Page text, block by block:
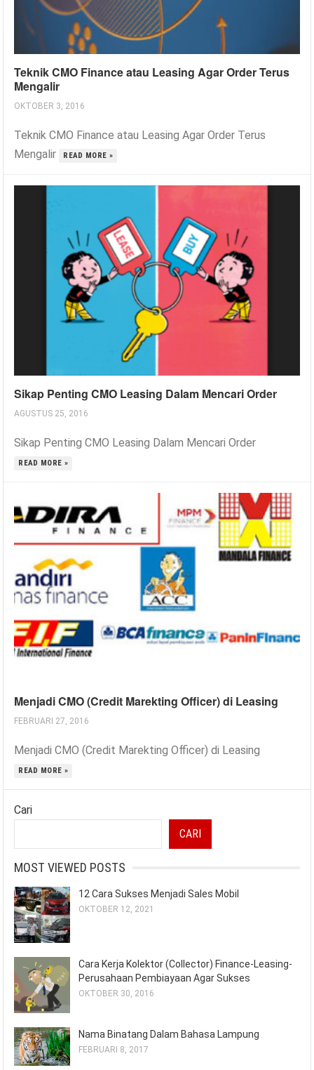
Teknik CMO Finance atau Leasing Agar Order Terus
Mengalir
OKTOBER 3, 2016
Teknik CMO Finance atau Leasing Agar Order Terus
Mengalir
READ MORE »
Sikap Penting CMO Leasing Dalam Mencari Order
AGUSTUS 25, 2016
Sikap Penting CMO Leasing Dalam Mencari Order
READ MORE »
Menjadi CMO (Credit Marekting Officer) di Leasing
FEBRUARI 27, 2016
Menjadi CMO (Credit Marekting Officer) di Leasing
READ MORE »
Cari
CARI
MOST VIEWED POSTS
12 Cara Sukses Menjadi Sales Mobil
OKTOBER 12, 2021
Cara Kerja Kolektor (Collector) Finance-Leasing-
Perusahaan Pembiayaan Agar Sukses
OKTOBER 30, 2016
Nama Binatang Dalam Bahasa Lampung
FEBRUARI 8, 2017